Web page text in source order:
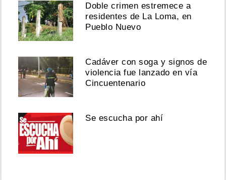
Doble crimen estremece a
residentes de La Loma, en
Pueblo Nuevo
Cadáver con soga y signos de
violencia fue lanzado en vía
Cincuentenario
Se escucha por ahí